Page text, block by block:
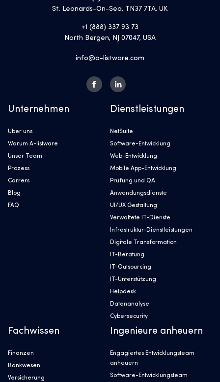
St. Leonards-On-Sea, TN37 7TA, UK
+1 (888) 337 93 73
North Bergen, NJ 07047, USA
info@a-listware.com
Unternehmen
Über uns
Warum A-listware
Unser Team
Prozess
Carrers
Blog
FAQ
Dienstleistungen
NetSuite
Software-Entwicklung
Web-Entwicklung
Mobile App-Entwicklung
Prüfung und QA
Anwendungsdienste
UI/UX Gestaltung
Verwaltete IT-Dienste
Infrastruktur-Dienstleistungen
Digitale Transformation
IT-Beratung
IT-Outsourcing
IT-Unterstützung
Helpdesk
Datenanalyse
Cybersecurity
Fachwissen
Finanzen
Bankwesen
Versicherung
Ingenieure anheuern
Engagiertes Entwicklungsteam
anheuern
Software-Entwicklungsteam